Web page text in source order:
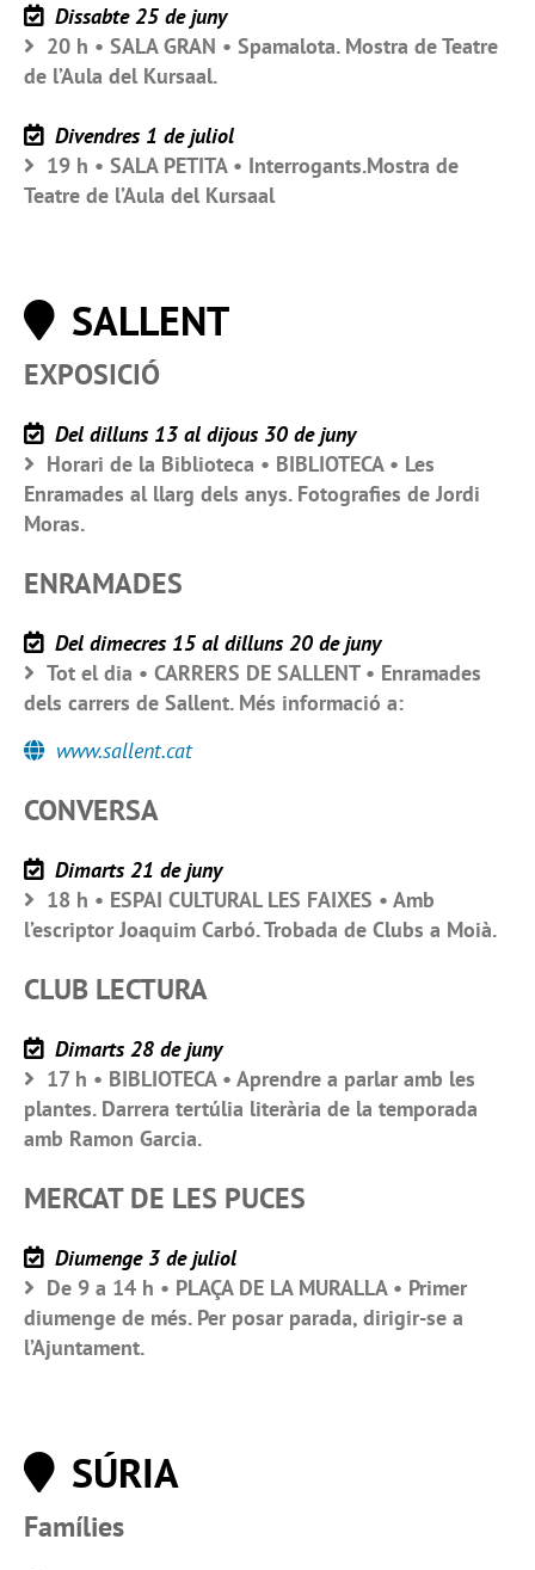
Dissabte 25 de juny
20 h • SALA GRAN • Spamalota. Mostra de Teatre
de l’Aula del Kursaal.
Divendres 1 de juliol
19 h • SALA PETITA • Interrogants.Mostra de
Teatre de l’Aula del Kursaal
SALLENT
EXPOSICIÓ
Del dilluns 13 al dijous 30 de juny
Horari de la Biblioteca • BIBLIOTECA • Les
Enramades al llarg dels anys. Fotografies de Jordi
Moras.
ENRAMADES
Del dimecres 15 al dilluns 20 de juny
Tot el dia • CARRERS DE SALLENT • Enramades
dels carrers de Sallent. Més informació a:
www.sallent.cat
CONVERSA
Dimarts 21 de juny
18 h • ESPAI CULTURAL LES FAIXES • Amb
l’escriptor Joaquim Carbó. Trobada de Clubs a Moià.
CLUB LECTURA
Dimarts 28 de juny
17 h • BIBLIOTECA • Aprendre a parlar amb les
plantes. Darrera tertúlia literària de la temporada
amb Ramon Garcia.
MERCAT DE LES PUCES
Diumenge 3 de juliol
De 9 a 14 h • PLAÇA DE LA MURALLA • Primer
diumenge de més. Per posar parada, dirigir-se a
l’Ajuntament.
SÚRIA
Famílies